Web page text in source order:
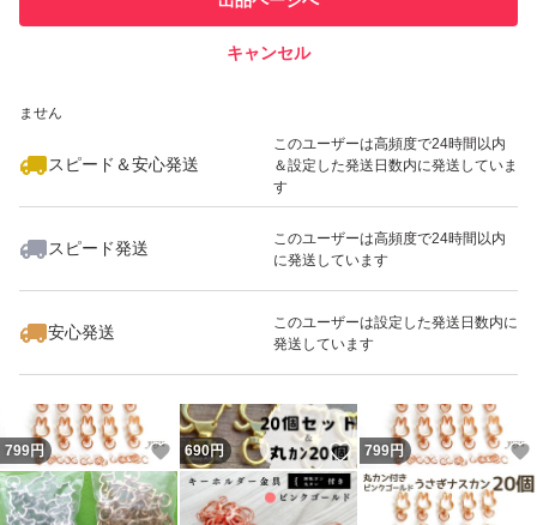
※海外製品の為、まれに小さい傷・バリカケ・多少の歪
み・汚れ・ムラがある場合がございます。
理解頂ける方のご購入でお願いいたします。
神経質な方はご遠慮くださいませ。
【商品到着後】
高品質 ナスカン ハート 星 ネコ 猫 ハンドメイド キット
パーツ アクセサリー キーホルダー バッグチャーム キ
ラキラ デコパーツ デザインナスカン 手芸 チャー
での取引実績があります
ません
スピード＆安心発送
このユーザーは高頻度で24時間以内
＆設定した発送日数内に発送していま
す
スピード発送
このユーザーは高頻度で24時間以内
に発送しています
安心発送
このユーザーは設定した発送日数内に
発送しています
キャンセル
いいね！
799
799円 いいね！
690円 いいね！
799円